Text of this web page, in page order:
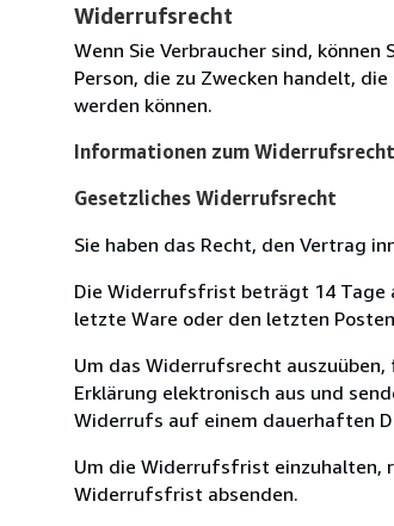
Widerrufsrecht
Wenn Sie Verbraucher sind,
Person, die zu Zwecken handelt,
werden können.
Informationen zum Widerrufsrecht
Gesetzliches Widerrufsrecht
Sie haben das Recht, den Vertrag
Die Widerrufsfrist beträgt 14 Tage
letzte Ware oder den letzten
Um das Widerrufsrecht
Erklärung elektronisch aus und
Widerrufs auf einem dauerhaften
Um die Widerrufsfrist einzuhalten,
Widerrufsfrist absenden.